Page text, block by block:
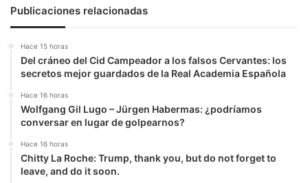
Publicaciones relacionadas
Hace 15 horas
Del cráneo del Cid Campeador a los falsos Cervantes: los
secretos mejor guardados de la Real Academia Española
Hace 16 horas
Wolfgang Gil Lugo – Jürgen Habermas: ¿podríamos
conversar en lugar de golpearnos?
Hace 16 horas
Chitty La Roche: Trump, thank you, but do not forget to
leave, and do it soon.